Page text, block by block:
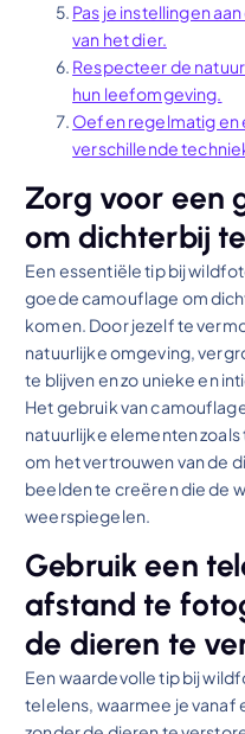
Pas je instellingen
van het dier.
Respecteer de
hun leefomgeving.
Oefen regelmatig
verschillende
Zorg voor een
om dichterbij
Een essentiële tip bij
goede camouflage om
komen. Door jezelf te
natuurlijke omgeving,
te blijven en zo unieke en
Het gebruik van
natuurlijke elementen
om het vertrouwen van de
beelden te creëren die de
weerspiegelen.
Gebruik een
afstand te
de dieren te
Een waardevolle tip bij
telelens, waarmee je